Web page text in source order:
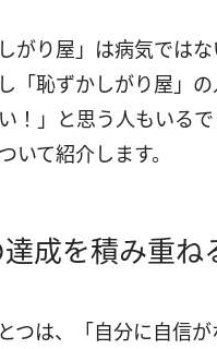
がり屋」は病気では
「恥ずかしがり屋」
！」と思う人もいる
いて紹介します。
達成を積み重ね
つは、「自分に自信